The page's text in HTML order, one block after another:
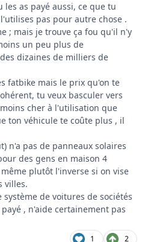
les as payé aussi, ce que tu
pas pour autre chose .
; mais je trouve ça fou qu'il n'y
un peu plus de
dizaines de milliers de
fatbike mais le prix qu'on te
tu veux basculer vers
cher à l'utilisation que
ton véhicule te coûte plus , il
n'a pas de panneaux solaires
des gens en maison 4
plutôt l'inverse si on vise
villes.
de voitures de sociétés
, n'aide certainement pas
1 2